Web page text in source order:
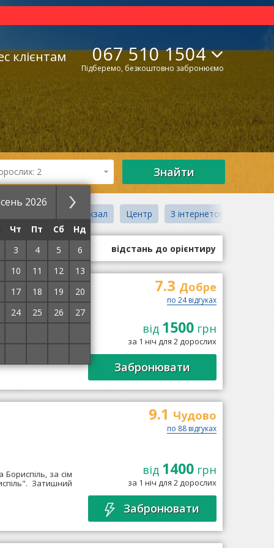
клієнтам 067 510 1504
Підберемо, безкоштовно забронюємо
2026
Чт Пт Сб
Нд
3 4 5
6
10 11 12
13
17 18 19
20
24 25 26
27
2 Знайти
Автовокзал Центр З інтернетом ("Wi-Fi")
оцінки гостей відстань до орієнтиру
центральної
9 номерів
готелю...→
7.3 Добре
по 24 відгуках
від 1500грн
за 1 ніч для 2 дорослих
Забронювати
за сім
Затишний
9.1 Чудово
по 88 відгуках
від 1400грн
за 1 ніч для 2 дорослих
Забронювати